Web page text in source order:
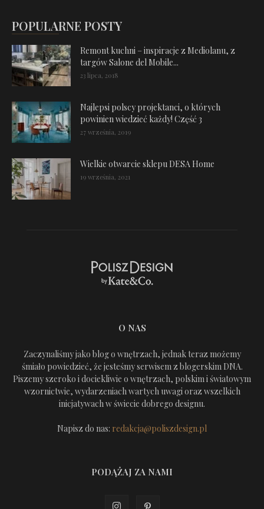
POPULARNE POSTY
Remont kuchni – inspiracje z Mediolanu, z
targów Salone del Mobile...
23 lipca, 2018
Najlepsi polscy projektanci, o których
powinien wiedzieć każdy! Część 3
27 września, 2019
Wielkie otwarcie sklepu DESA Home
19 września, 2021
O NAS
Zaczynaliśmy jako blog o wnętrzach, jednak teraz możemy
śmiało powiedzieć, że jesteśmy serwisem z blogerskim DNA.
Piszemy szeroko i dociekliwie o wnętrzach, polskim i światowym
wzornictwie, wydarzeniach wartych uwagi oraz wszelkich
inicjatywach w świecie dobrego designu.
Napisz do nas: redakcja@poliszdesign.pl
PODĄŻAJ ZA NAMI